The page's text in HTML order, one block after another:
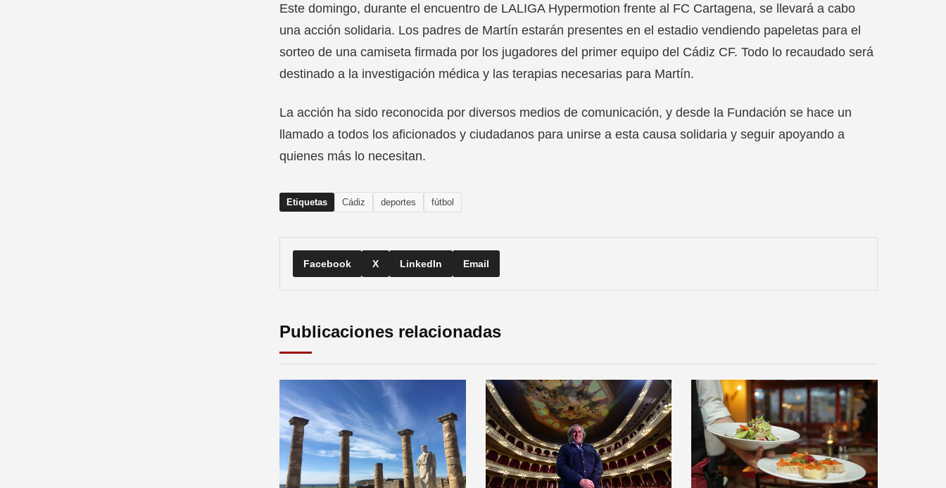
Este domingo, durante el encuentro de LALIGA Hypermotion frente al FC Cartagena, se llevará a cabo
una acción solidaria. Los padres de Martín estarán presentes en el estadio vendiendo papeletas para el
sorteo de una camiseta firmada por los jugadores del primer equipo del Cádiz CF. Todo lo recaudado será
destinado a la investigación médica y las terapias necesarias para Martín.
La acción ha sido reconocida por diversos medios de comunicación, y desde la Fundación se hace un
llamado a todos los aficionados y ciudadanos para unirse a esta causa solidaria y seguir apoyando a
quienes más lo necesitan.
Etiquetas Cádiz deportes fútbol
Facebook X LinkedIn Email
Publicaciones relacionadas